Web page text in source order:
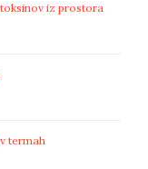
iz prostora
termah